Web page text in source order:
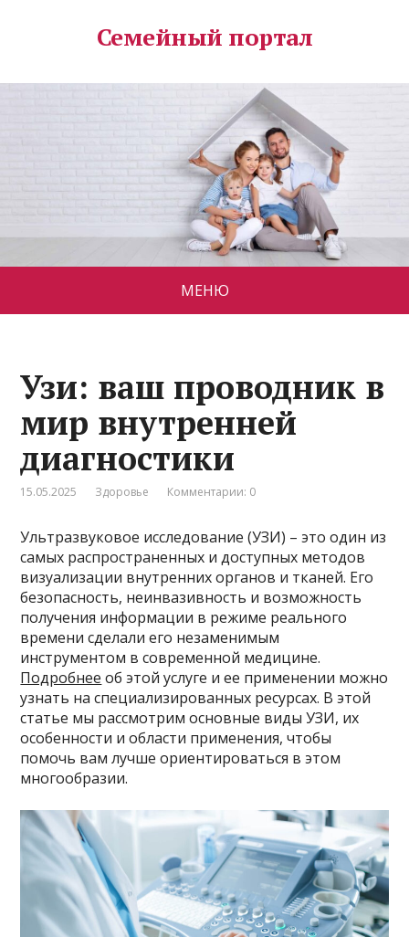
Семейный портал
МЕНЮ
Узи: ваш проводник в
мир внутренней
диагностики
15.05.2025 Здоровье Комментарии: 0
Ультразвуковое исследование (УЗИ) – это один из
самых распространенных и доступных методов
визуализации внутренних органов и тканей. Его
безопасность, неинвазивность и возможность
получения информации в режиме реального
времени сделали его незаменимым
инструментом в современной медицине.
Подробнее об этой услуге и ее применении можно
узнать на специализированных ресурсах. В этой
статье мы рассмотрим основные виды УЗИ, их
особенности и области применения, чтобы
помочь вам лучше ориентироваться в этом
многообразии.